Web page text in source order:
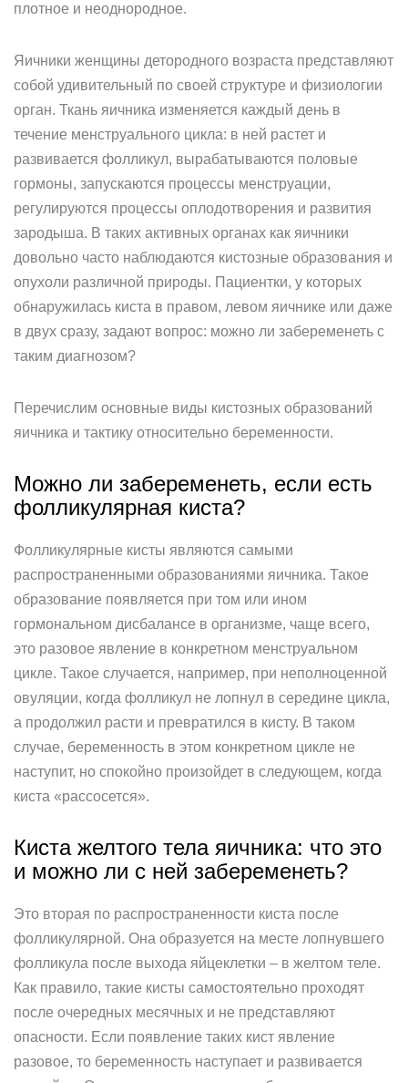
плотное и неоднородное.
Яичники женщины детородного возраста представляют
собой удивительный по своей структуре и физиологии
орган. Ткань яичника изменяется каждый день в
течение менструального цикла: в ней растет и
развивается фолликул, вырабатываются половые
гормоны, запускаются процессы менструации,
регулируются процессы оплодотворения и развития
зародыша. В таких активных органах как яичники
довольно часто наблюдаются кистозные образования и
опухоли различной природы. Пациентки, у которых
обнаружилась киста в правом, левом яичнике или даже
в двух сразу, задают вопрос: можно ли забеременеть с
таким диагнозом?
Перечислим основные виды кистозных образований
яичника и тактику относительно беременности.
Можно ли забеременеть, если есть
фолликулярная киста?
Фолликулярные кисты являются самыми
распространенными образованиями яичника. Такое
образование появляется при том или ином
гормональном дисбалансе в организме, чаще всего,
это разовое явление в конкретном менструальном
цикле. Такое случается, например, при неполноценной
овуляции, когда фолликул не лопнул в середине цикла,
а продолжил расти и превратился в кисту. В таком
случае, беременность в этом конкретном цикле не
наступит, но спокойно произойдет в следующем, когда
киста «рассосется».
Киста желтого тела яичника: что это
и можно ли с ней забеременеть?
Это вторая по распространенности киста после
фолликулярной. Она образуется на месте лопнувшего
фолликула после выхода яйцеклетки – в желтом теле.
Как правило, такие кисты самостоятельно проходят
после очередных месячных и не представляют
опасности. Если появление таких кист явление
разовое, то беременность наступает и развивается